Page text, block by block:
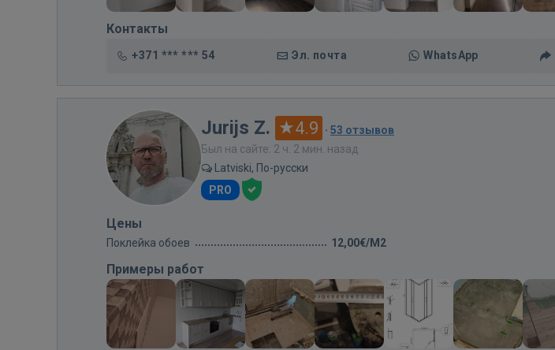
Контакты
+371 *** *** 54 Эл. почта WhatsApp
Jurijs Z. 4.9 · 53 отзывов
Был на сайте: 2 ч. 2 мин. назад
Latviski, По-русски
PRO
Цены
Поклейка обоев 12,00€/M2
Примеры работ